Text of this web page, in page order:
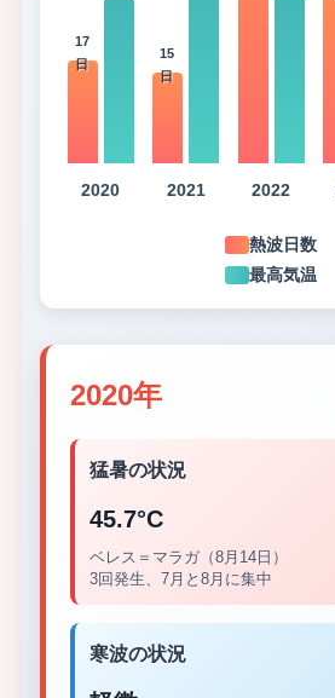
17
日
2020
15
日
2021 2022
熱波日数
最高気温
2020年
猛暑の状況
45.7°C
ベレス＝マラガ（8月14日）
3回発生、7月と8月に集中
寒波の状況